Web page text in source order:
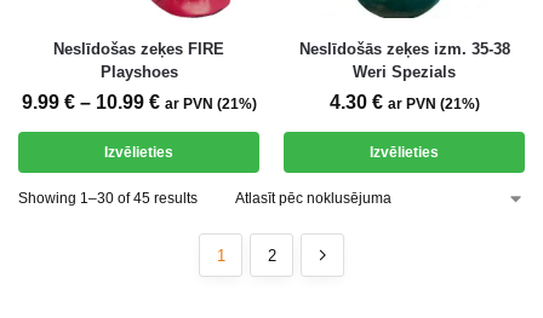
Neslīdošas zeķes FIRE
Playshoes
9.99 € – 10.99 € ar PVN (21%)
Izvēlieties
Neslīdošās zeķes izm. 35-38
Weri Spezials
4.30 € ar PVN (21%)
Izvēlieties
Showing 1–30 of 45 results
1 2